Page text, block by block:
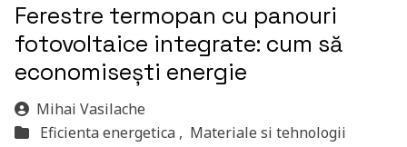
Ferestre termopan cu panouri
fotovoltaice integrate: cum să
economisești energie
Mihai Vasilache
Eficienta energetica , Materiale si tehnologii